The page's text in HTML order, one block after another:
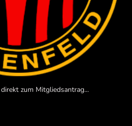
zum Mitgliedsantrag...